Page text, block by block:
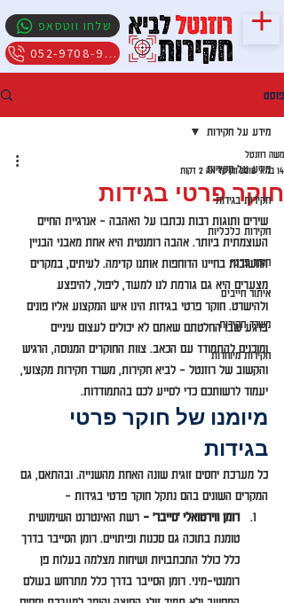
שלחו ווטסאפ
052-9708-909
פוסט
מידע על חקירות
חקירות בגידות
חקירות כלכליות
חוקר פרטי
איתור חייבים
משרד חקירות
חקירות מיוחדות
מידע על חקירות
חוקר פרטי בגידות
משה רוזנטל
14 במאי 2018
זמן קריאה 2 דקות
שירים ותוגות רבות נכתבו על האהבה – אנרגיית החיים
העוצמתית ביותר. אהבה רומנטית היא אחת מאבני הבניין
החשובות בחיינו הדוחפות אותנו קדימה. לעיתים, במקרים
מצערים היא גם גורמת לנו למעוד, ליפול, להיפצע
ולהישרט. חוקר פרטי בגידות הינו איש המקצוע אליו פונים
ברגע שבו החלטתם שאתם לא יכולים לעצום עיניים
ומוכנים להתמודד עם הכאב. צוות החוקרים המנוסה, הרגיש
והקשוב של רוזנטל – לביא חקירות, משרד חקירות מקצועי,
יעמוד לרשותכם כדי לסייע לכם בהתמודדות.
מיומנו של חוקר פרטי
בגידות
כל מערכת יחסים זוגית שונה האחת מהשנייה. ובהתאם, גם
המקרים השונים בהם נתקל חוקר פרטי בגידות –
רומן ווירטואלי 'סייבר' – רשת האינטרנט השימושית
טומנת בתוכה גם סכנות ופיתויים. רומן הסייבר בדרך
כלל כולל התכתבויות ושיחות מצלמה בעלות פן
רומנטי-מיני. רומן הסייבר בדרך כלל מתרחש בעולם